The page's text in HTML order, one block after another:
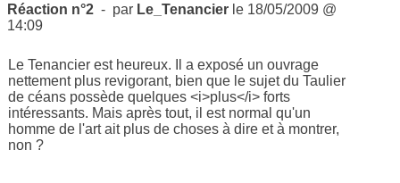
Réaction n°2 - par Le_Tenancier le 18/05/2009 @
14:09
Le Tenancier est heureux. Il a exposé un ouvrage
nettement plus revigorant, bien que le sujet du Taulier
de céans possède quelques <i>plus</i> forts
intéressants. Mais après tout, il est normal qu'un
homme de l'art ait plus de choses à dire et à montrer,
non ?